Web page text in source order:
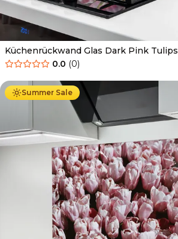
Küchenrückwand Glas Dark Pink Tulips
0.0 (0)
Summer Sale
Ab 69.90 € 34.90